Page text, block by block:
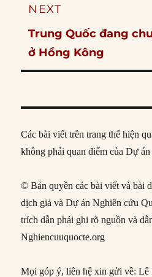
NEXT
Next
post:
Trung Quốc đang
ở Hồng Kông
Các bài viết trên trang thể hiện
không phải quan điểm của Dự
© Bản quyền các bài viết và bài
dịch giả và Dự án Nghiên cứu
trích dẫn phải ghi rõ nguồn và
Nghiencuuquocte.org
Mọi góp ý, liên hệ xin gửi về: Lê